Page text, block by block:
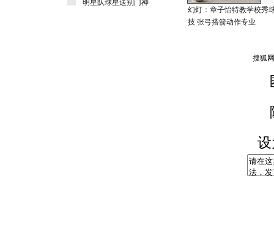
明星队球星送别门神
幻灯：章子怡特教学校秀
技 张弓搭箭动作专业